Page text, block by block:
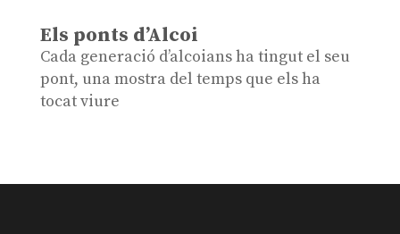
Els ponts d’Alcoi
Cada generació d’alcoians ha tingut el seu
pont, una mostra del temps que els ha
tocat viure